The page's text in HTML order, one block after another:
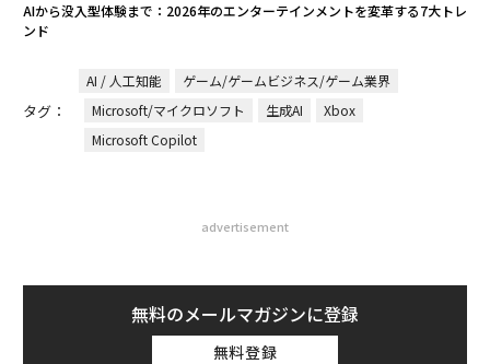
AIから没入型体験まで：2026年のエンターテインメントを変革する7大トレ
ンド
タグ：
AI / 人工知能
ゲーム/ゲームビジネス/ゲーム業界
Microsoft/マイクロソフト
生成AI
Xbox
Microsoft Copilot
advertisement
無料のメールマガジンに登録
無料登録